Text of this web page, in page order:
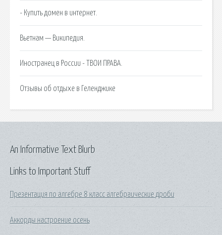
- Купить домен в интернет.
Вьетнам — Википедия.
Иностранец в России - ТВОИ ПРАВА.
Отзывы об отдыхе в Геленджике
Links to Important Stuff
Презентация по алгебре 8 класс алгебраические дроби
Аккорды настроение осень
An Informative Text Blurb